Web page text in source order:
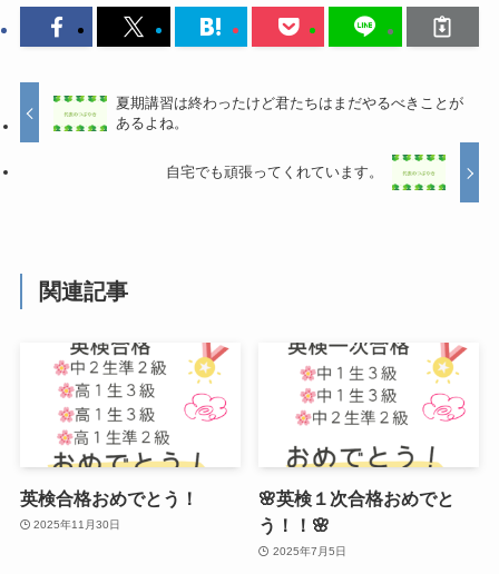
夏期講習は終わったけど君たちはまだやるべきことが
あるよね。
自宅でも頑張ってくれています。
関連記事
英検合格おめでとう！
2025年11月30日
🌸英検１次合格おめでと
う！！🌸
2025年7月5日